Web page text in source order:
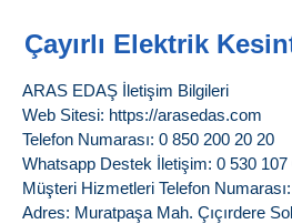
Çayırlı Elektrik
ARAS EDAŞ İletişim Bilgileri
Web Sitesi: https://arasedas.com
Telefon Numarası: 0 850 200 20 20
Whatsapp Destek İletişim: 0 530 107
Müşteri Hizmetleri Telefon
Adres: Muratpaşa Mah. Çıçırdere